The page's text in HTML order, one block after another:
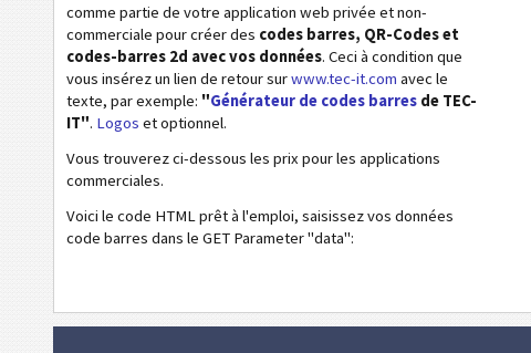
comme partie de votre application web privée et non-
commerciale pour créer des codes barres, QR-Codes et
codes-barres 2d avec vos données. Ceci à condition que
vous insérez un lien de retour surwww.tec-it.com avec le
texte, par exemple: "Générateur de codes barres de TEC-
IT". Logos et optionnel.
Vous trouverez ci-dessous les prix pour les applications
commerciales.
Voici le code HTML prêt à l'emploi, saisissez vos données
code barres dans le GET Parameter "data":